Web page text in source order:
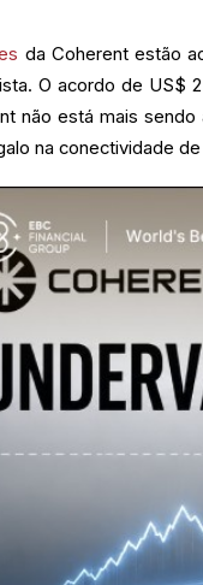
da Coherent estão
O acordo de US$
não está mais
na conectividade